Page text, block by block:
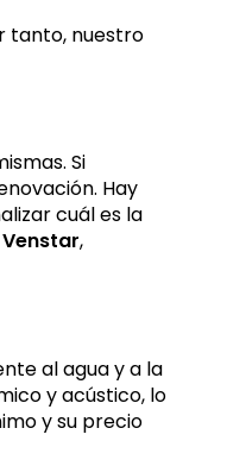
tanto, nuestro
Si
Hay
cuál es la
Venstar,
al agua y a la
y acústico, lo
y su precio